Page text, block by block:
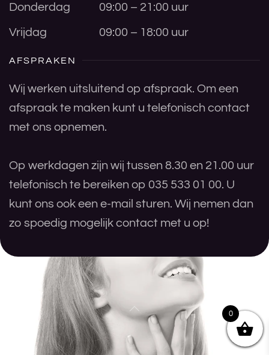
Donderdag 09:00 – 21:00 uur
Vrijdag 09:00 – 18:00 uur
AFSPRAKEN
Wij werken uitsluitend op afspraak. Om een
afspraak te maken kunt u telefonisch contact
met ons opnemen.
Op werkdagen zijn wij tussen 8.30 en 21.00 uur
telefonisch te bereiken op 035 533 01 00. U
kunt ons ook een e-mail sturen. Wij nemen dan
zo spoedig mogelijk contact met u op!
0